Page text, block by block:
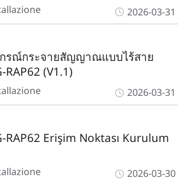
2026-03-31
รณ์กระจายสัญญาณแบบไร้สาย
RAP62 (V1.1)
2026-03-31
RAP62 Erişim Noktası Kurulum
2026-03-30